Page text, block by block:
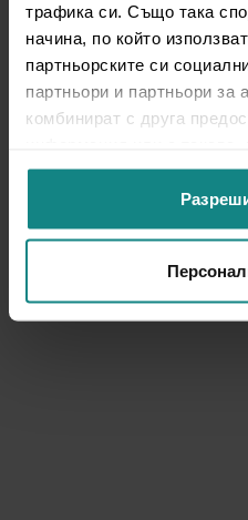
трафика си. Също така
начина, по който
партньорските си
партньори и партньори за
комбинират с друга
ползването от Ваша